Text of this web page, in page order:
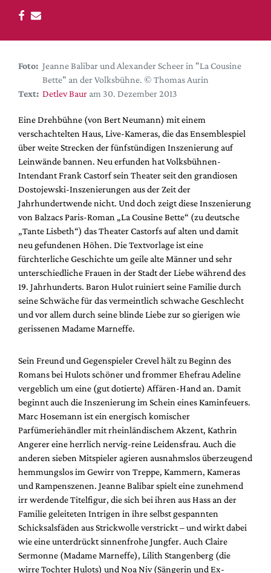
DdB-map
Kalender
Festival-Planer
Hefte
Alle Hefte
Leseproben
Podcast
Service
Shop / Abo
Newsletter
Redaktion
Autor:innen
Partner
Mediadaten
Suche
Foto: Jeanne Balibar und Alexander Scheer in "La Cousine
Bette" an der Volksbühne. © Thomas Aurin
Text: Detlev Baur am 30. Dezember 2013
Eine Drehbühne (von Bert Neumann) mit einem
verschachtelten Haus, Live-Kameras, die das Ensemblespiel
über weite Strecken der fünfstündigen Inszenierung auf
Leinwände bannen. Neu erfunden hat Volksbühnen-
Intendant Frank Castorf sein Theater seit den grandiosen
Dostojewski-Inszenierungen aus der Zeit der
Jahrhundertwende nicht. Und doch zeigt diese Inszenierung
von Balzacs Paris-Roman „La Cousine Bette“ (zu deutsche
„Tante Lisbeth“) das Theater Castorfs auf alten und damit
neu gefundenen Höhen. Die Textvorlage ist eine
fürchterliche Geschichte um geile alte Männer und sehr
unterschiedliche Frauen in der Stadt der Liebe während des
19. Jahrhunderts. Baron Hulot ruiniert seine Familie durch
seine Schwäche für das vermeintlich schwache Geschlecht
und vor allem durch seine blinde Liebe zur so gierigen wie
gerissenen Madame Marneffe.
Sein Freund und Gegenspieler Crevel hält zu Beginn des
Romans bei Hulots schöner und frommer Ehefrau Adeline
vergeblich um eine (gut dotierte) Affären-Hand an. Damit
beginnt auch die Inszenierung im Schein eines Kaminfeuers.
Marc Hosemann ist ein energisch komischer
Parfümeriehändler mit rheinländischem Akzent, Kathrin
Angerer eine herrlich nervig-reine Leidensfrau. Auch die
anderen sieben Mitspieler agieren ausnahmslos überzeugend
hemmungslos im Gewirr von Treppe, Kammern, Kameras
und Rampenszenen. Jeanne Balibar spielt eine zunehmend
irr werdende Titelfigur, die sich bei ihren aus Hass an der
Familie geleiteten Intrigen in ihre selbst gespannten
Schicksalsfäden aus Strickwolle verstrickt – und wirkt dabei
wie eine unterdrückt sinnenfrohe Jungfer. Auch Claire
Sermonne (Madame Marneffe), Lilith Stangenberg (die
wirre Tochter Hulots) und Noa Niv (Sängerin und Ex-